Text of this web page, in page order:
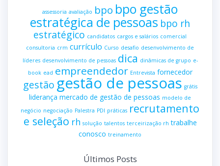
assessoria avaliação bpo bpo gestão
estratégica de pessoas bpo rh
estratégico candidatos cargos e salários comercial
consultoria crm currículo Curso desafio desenvolvimento de
líderes desenvolvimento de pessoas dica dinâmicas de grupo e-
book ead empreendedor Entrevista fornecedor
gestão gestão de pessoas grátis
liderança mercado de gestão de pessoas modelo de
negócio negociação Palestra PDI práticas recrutamento
e seleção rh solução talentos terceirização rh trabalhe
conosco treinamento
Últimos Posts